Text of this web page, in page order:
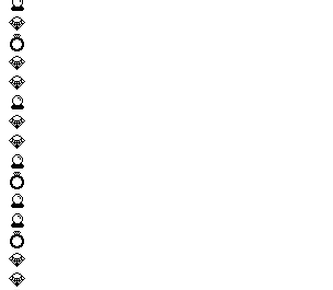
🔮
💎
💍
💎
💎
🔮
💎
💎
🔮
💍
🔮
🔮
💍
💎
💎